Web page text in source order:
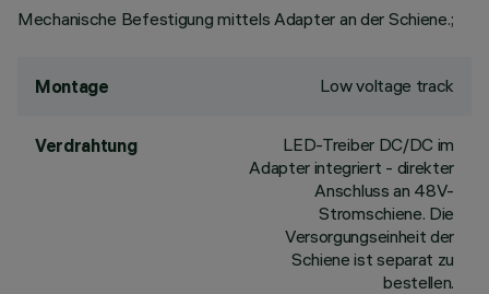
Mechanische Befestigung mittels Adapter an der Schiene.;
Montage Low voltage track
Verdrahtung
LED-Treiber DC/DC im
Adapter integriert - direkter
Anschluss an 48V-
Stromschiene. Die
Versorgungseinheit der
Schiene ist separat zu
bestellen.